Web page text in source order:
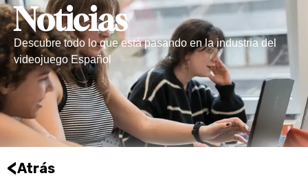
Noticias
Descubre todo lo que está pasando en la industria del
videojuego Español
<Atrás